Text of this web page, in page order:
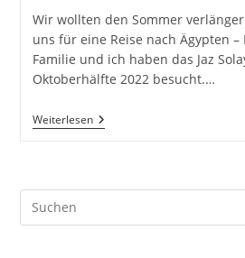
Wir wollten den Sommer
uns für eine Reise nach Ägypten
Familie und ich haben das Jaz
Oktoberhälfte 2022 besucht.…
WeiterlesenJaz
Solaya
Marsa